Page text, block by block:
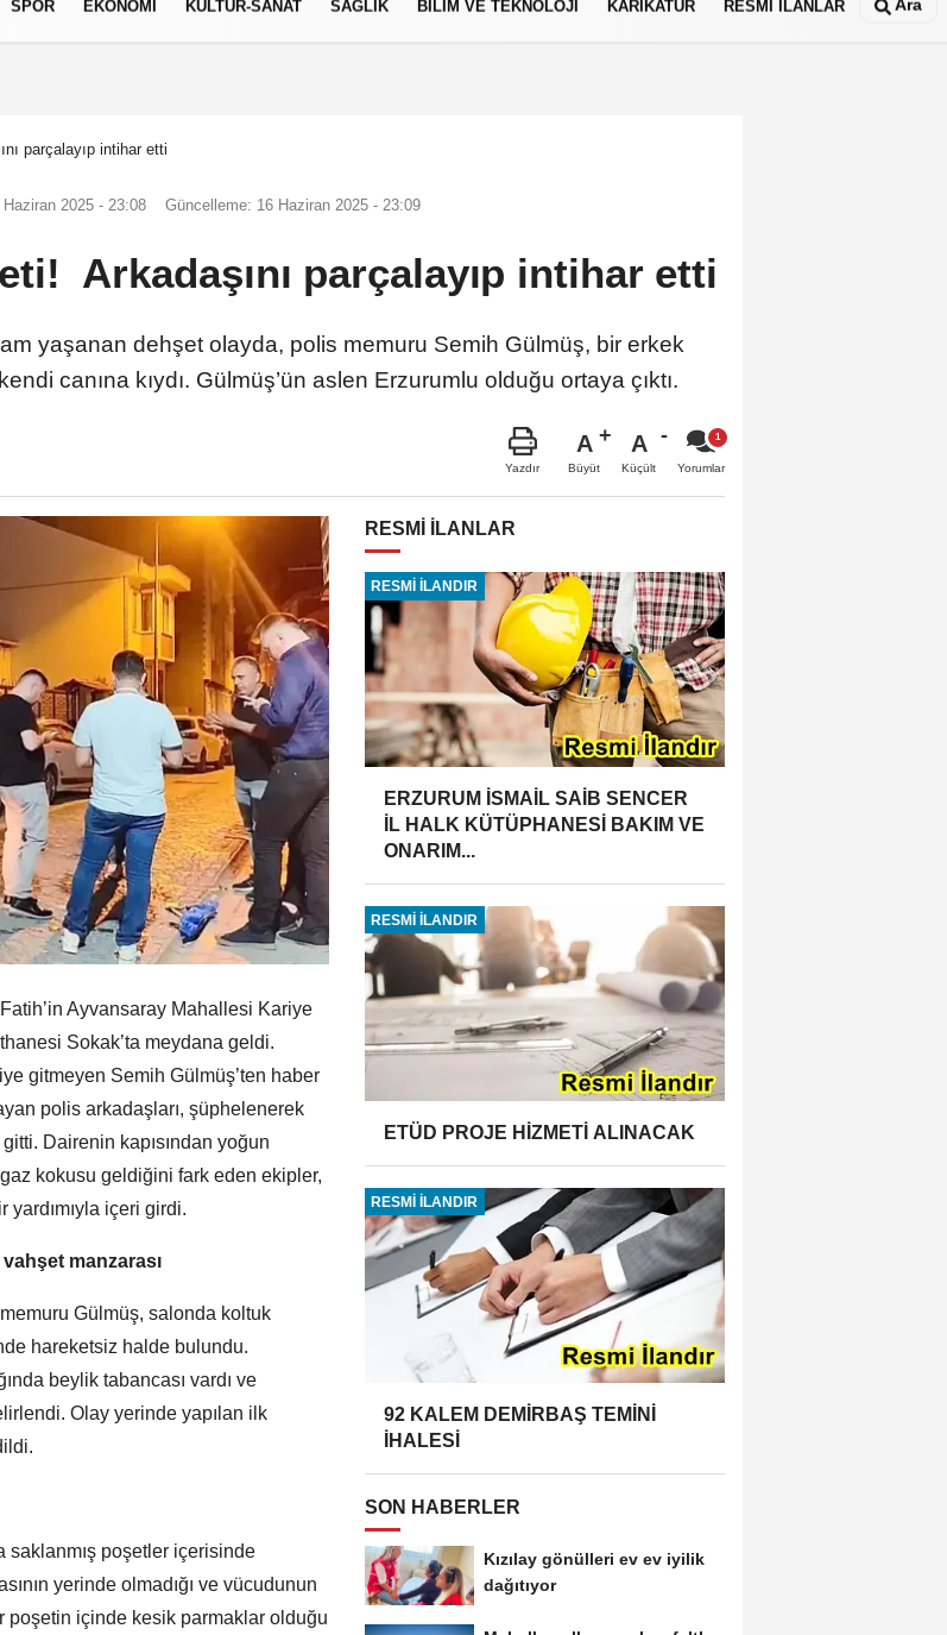
SPOR EKONOMİ KÜLTÜR-SANAT SAĞLIK BİLİM VE TEKNOLOJİ KARİKATÜR RESMİ İLANLAR Ara
parçalayıp intihar etti
Haziran 2025 - 23:08 Güncelleme: 16 Haziran 2025 - 23:09
Arkadaşını parçalayıp intihar etti
yaşanan dehşet olayda, polis memuru Semih Gülmüş, bir erkek
canına kıydı. Gülmüş’ün aslen Erzurumlu olduğu ortaya çıktı.
Yazdır
A
Büyüt
A
Küçült Yorumlar
Ayvansaray Mahallesi Kariye
Sokak’ta meydana geldi.
gitmeyen Semih Gülmüş’ten haber
polis arkadaşları, şüphelenerek
Dairenin kapısından yoğun
kokusu geldiğini fark eden ekipler,
yardımıyla içeri girdi.
vahşet manzarası
Gülmüş, salonda koltuk
hareketsiz halde bulundu.
beylik tabancası vardı ve
Olay yerinde yapılan ilk
saklanmış poşetler içerisinde
yerinde olmadığı ve vücudunun
poşetin içinde kesik parmaklar olduğu
RESMİ İLANLAR
RESMİ İLANDIR
ERZURUM İSMAİL SAİB SENCER
İL HALK KÜTÜPHANESİ BAKIM VE
ONARIM...
RESMİ İLANDIR
ETÜD PROJE HİZMETİ ALINACAK
RESMİ İLANDIR
92 KALEM DEMİRBAŞ TEMİNİ
İHALESİ
SON HABERLER
Kızılay gönülleri ev ev iyilik
dağıtıyor